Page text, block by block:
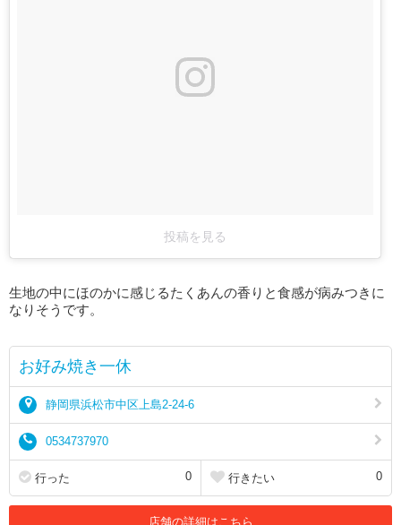
投稿を見る
生地の中にほのかに感じるたくあんの香りと食感が病みつきに
なりそうです。
お好み焼き一休
静岡県浜松市中区上島2-24-6
0534737970
行った 0 行きたい 0
店舗の詳細はこちら